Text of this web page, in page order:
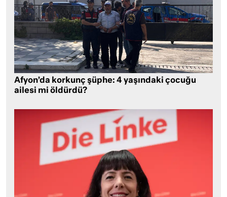
Afyon’da korkunç şüphe: 4 yaşındaki çocuğu
ailesi mi öldürdü?